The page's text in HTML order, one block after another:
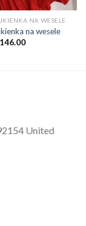
NA WESELE
na wesele
United